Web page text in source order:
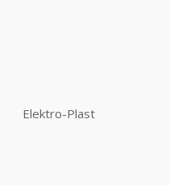
Elektro-Plast